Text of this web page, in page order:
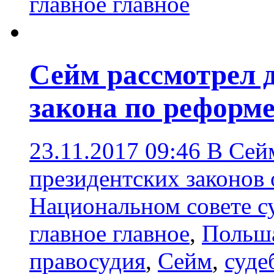
Сейм рассмотрел
закона по
23.11.2017 09:46 В
президентских
Национальном совете
главное главное,
правосудия, Сейм,